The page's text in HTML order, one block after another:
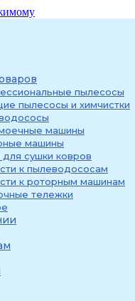
пылесосы
пылесосы и химчистки
машины
машины
сушки ковров
к пылеводососам
к роторным машинам
тележки